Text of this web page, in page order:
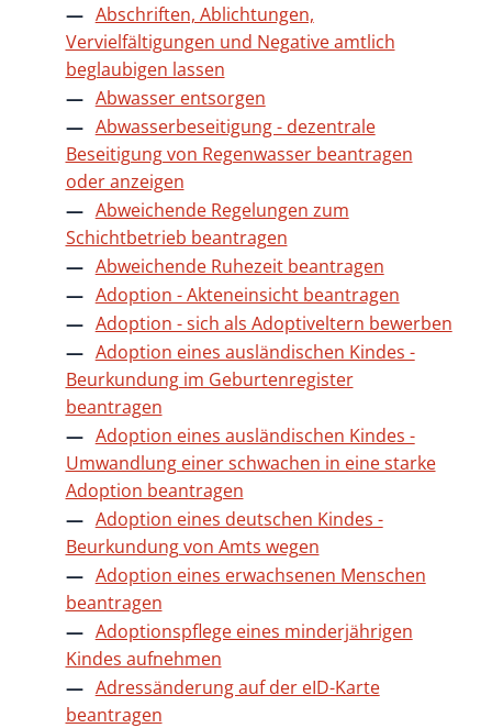
Abschriften, Ablichtungen,
Vervielfältigungen und Negative amtlich
beglaubigen lassen
Abwasser entsorgen
Abwasserbeseitigung - dezentrale
Beseitigung von Regenwasser beantragen
oder anzeigen
Abweichende Regelungen zum
Schichtbetrieb beantragen
Abweichende Ruhezeit beantragen
Adoption - Akteneinsicht beantragen
Adoption - sich als Adoptiveltern bewerben
Adoption eines ausländischen Kindes -
Beurkundung im Geburtenregister
beantragen
Adoption eines ausländischen Kindes -
Umwandlung einer schwachen in eine starke
Adoption beantragen
Adoption eines deutschen Kindes -
Beurkundung von Amts wegen
Adoption eines erwachsenen Menschen
beantragen
Adoptionspflege eines minderjährigen
Kindes aufnehmen
Adressänderung auf der eID-Karte
beantragen